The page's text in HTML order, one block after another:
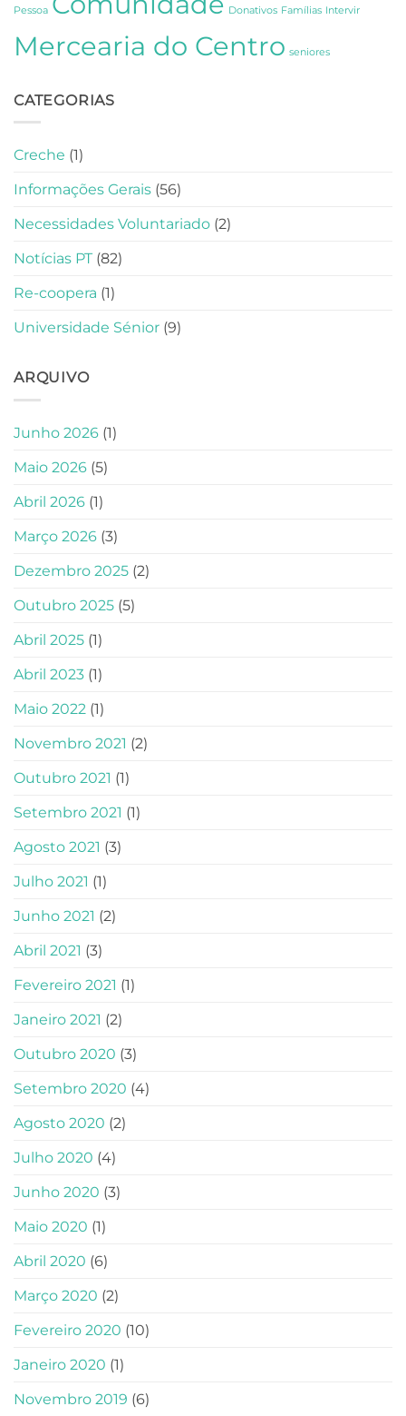
Pessoa Donativos Famílias Intervir
Mercearia do Centro seniores
CATEGORIAS
Creche (1)
Informações Gerais (56)
Necessidades Voluntariado (2)
Notícias PT (82)
Re-coopera (1)
Universidade Sénior (9)
ARQUIVO
Junho 2026 (1)
Maio 2026 (5)
Abril 2026 (1)
Março 2026 (3)
Dezembro 2025 (2)
Outubro 2025 (5)
Abril 2025 (1)
Abril 2023 (1)
Maio 2022 (1)
Novembro 2021 (2)
Outubro 2021 (1)
Setembro 2021 (1)
Agosto 2021 (3)
Julho 2021 (1)
Junho 2021 (2)
Abril 2021 (3)
Fevereiro 2021 (1)
Janeiro 2021 (2)
Outubro 2020 (3)
Setembro 2020 (4)
Agosto 2020 (2)
Julho 2020 (4)
Junho 2020 (3)
Maio 2020 (1)
Abril 2020 (6)
Março 2020 (2)
Fevereiro 2020 (10)
Janeiro 2020 (1)
Novembro 2019 (6)